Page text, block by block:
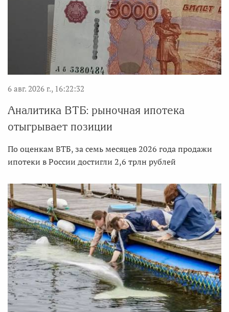
6 авг. 2026 г., 16:22:32
Аналитика ВТБ: рыночная ипотека
отыгрывает позиции
По оценкам ВТБ, за семь месяцев 2026 года продажи
ипотеки в России достигли 2,6 трлн рублей